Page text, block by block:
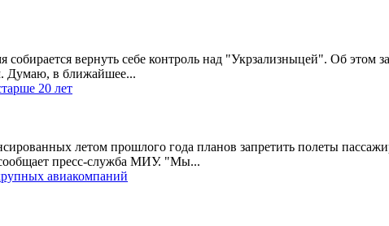
вернуть себе контроль над "Укрзализныцей". Об этом
Думаю, в ближайшее...
20 лет
летом прошлого года планов запретить полеты
пресс-служба МИУ. "Мы...
авиакомпаний